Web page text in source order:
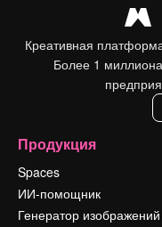
Креативная
Более 1
Продукция
Spaces
ИИ-помощник
Генератор